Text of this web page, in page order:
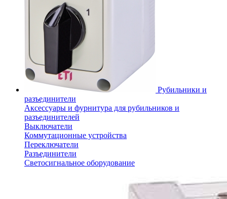
Рубильники и
разъединители
Аксессуары и фурнитура для рубильников и
разъединителей
Выключатели
Коммутационные устройства
Переключатели
Разъединители
Светосигнальное оборудование